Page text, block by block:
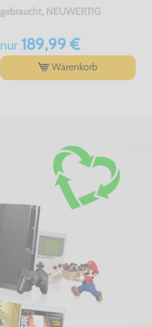
gebraucht, NEUWERTIG
nur189,99 €
Warenkorb